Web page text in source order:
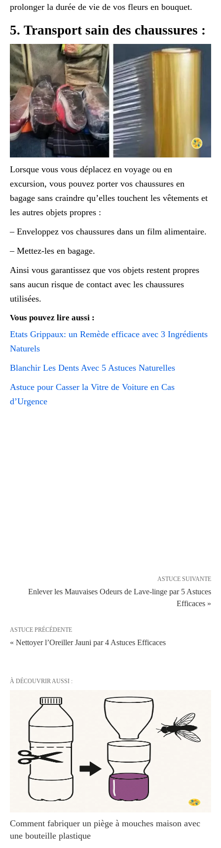
prolonger la durée de vie de vos fleurs en bouquet.
5. Transport sain des chaussures :
Lorsque vous vous déplacez en voyage ou en
excursion, vous pouvez porter vos chaussures en
bagage sans craindre qu’elles touchent les vêtements et
les autres objets propres :
– Enveloppez vos chaussures dans un film alimentaire.
– Mettez-les en bagage.
Ainsi vous garantissez que vos objets restent propres
sans aucun risque de contact avec les chaussures
utilisées.
Vous pouvez lire aussi :
Etats Grippaux: un Remède efficace avec 3 Ingrédients
Naturels
Blanchir Les Dents Avec 5 Astuces Naturelles
Astuce pour Casser la Vitre de Voiture en Cas
d’Urgence
ASTUCE SUIVANTE
Enlever les Mauvaises Odeurs de Lave-linge par 5 Astuces
Efficaces »
ASTUCE PRÉCÉDENTE
« Nettoyer l’Oreiller Jauni par 4 Astuces Efficaces
À DÉCOUVRIR AUSSI :
Comment fabriquer un piège à mouches maison avec
une bouteille plastique